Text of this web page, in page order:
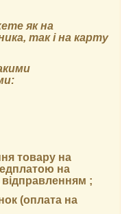
як на
так і на карту
товару на
на
;
(оплата на